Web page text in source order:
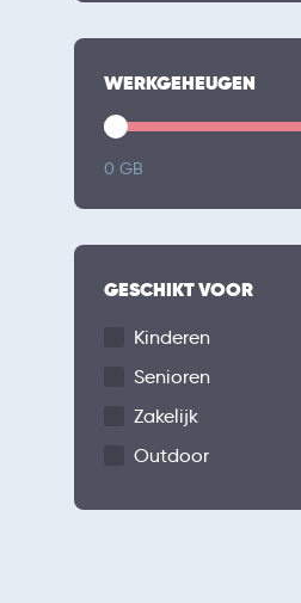
WERKGEHEUGEN
0 GB
GESCHIKT VOOR
Kinderen
Senioren
Zakelijk
Outdoor